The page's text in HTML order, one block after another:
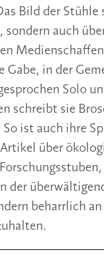
Bild der Stühle
auch
in der
Solo
schreibt sie
ist auch ihre
über
der
beharrlich an